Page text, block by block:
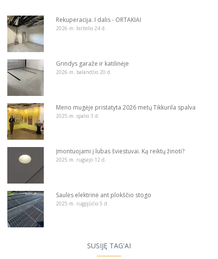
Rekuperacija. I dalis - ORTAKIAI
2026 m. birželio 24 d.
Grindys garaže ir katilinėje
2026 m. balandžio 20 d.
Meno mugėje pristatyta 2026 metų Tikkurila spalva
2025 m. spalio 3 d.
Įmontuojami į lubas šviestuvai. Ką reiktų žinoti?
2025 m. rugsėjo 12 d.
Saulės elektrinė ant plokščio stogo
2025 m. rugpjūčio 5 d.
SUSIJĘ TAG'AI